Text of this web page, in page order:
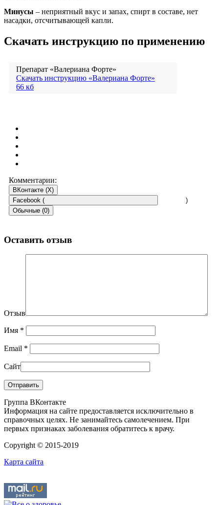
Минусы – неприятный вкус и запах, спирт в составе, нет
насадки, отсчитывающей капли.
Скачать инструкцию по применению
Препарат «Валериана Форте»
Скачать инструкцию «Валериана Форте»
66 кб
Комментарии:
ВКонтакте (X)
Facebook (
)
Обычные (0)
Оставить отзыв
Отзыв
Имя *
Email *
Сайт
Группа ВКонтакте
Информация на сайте предоставляется исключительно в
справочных целях. Не занимайтесь самолечением. При
первых признаках заболевания обратитесь к врачу.
Copyright © 2015-2019
Карта сайта